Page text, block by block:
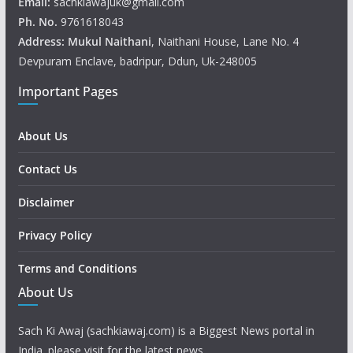
Ph. No. 9761618043
Address: Mukul Naithani, Naithani House, Lane No. 4
Devpuram Enclave, badripur, Ddun, Uk-248005
Important Pages
About Us
Contact Us
Disclaimer
Privacy Policy
Terms and Conditions
About Us
Sach Ki Awaj (sachkiawaj.com) is a Biggest News portal in